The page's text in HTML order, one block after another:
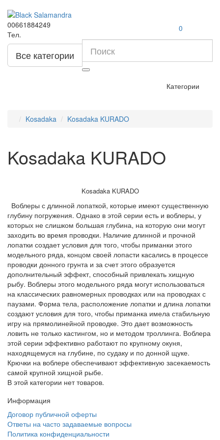
00661884249
Тел.
0
Все категории
Категории
Kosadaka Kosadaka KURADO
Kosadaka KURADO
Kosadaka KURADO
Воблеры с длинной лопаткой, которые имеют существенную
глубину погружения. Однако в этой серии есть и воблеры, у
которых не слишком большая глубина, на которую они могут
заходить во время проводки. Наличие длинной и прочной
лопатки создает условия для того, чтобы приманки этого
модельного ряда, концом своей лопасти касались в процессе
проводки донного грунта и за счет этого образуется
дополнительный эффект, способный привлекать хищную
рыбу. Воблеры этого модельного ряда могут использоваться
на классических равномерных проводках или на проводках с
паузами. Форма тела, расположение лопатки и длина лопатки
создают условия для того, чтобы приманка имела стабильную
игру на прямолинейной проводке. Это дает возможность
ловить не только кастингом, но и методом троллинга. Воблера
этой серии эффективно работают по крупному окуня,
находящемуся на глубине, по судаку и по донной щуке.
Крючки на воблере обеспечивают эффективную засекаемость
самой крупной хищной рыбе.
В этой категории нет товаров.
Информация
Договор публичной оферты
Ответы на часто задаваемые вопросы
Политика конфиденциальности